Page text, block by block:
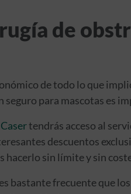
de
de todo lo que
seguro para mascotas es
tendrás acceso al
descuentos
hacerlo sin límite y sin
bastante frecuente que